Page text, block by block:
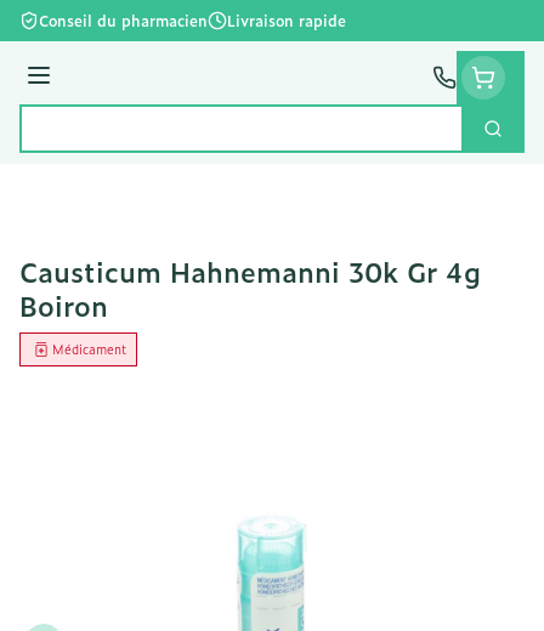
Aller au contenu
Conseil du pharmacien Livraison rapide
Menu
Causticum Hahnemanni 30k Gr 4g
Boiron
Médicament